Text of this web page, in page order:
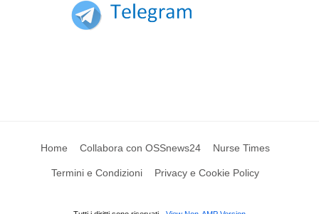
Home Collabora con OSSnews24 Nurse Times
Termini e Condizioni Privacy e Cookie Policy